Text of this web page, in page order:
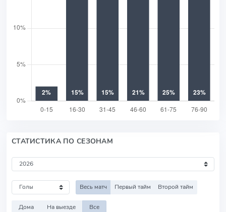
СТАТИСТИКА ПО СЕЗОНАМ
Весь матч Первый тайм Второй тайм
Дома На выезде Все